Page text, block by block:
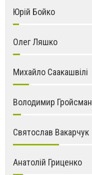
Юрій Бойко
Олег Ляшко
Михайло Саакашвілі
Володимир Гройсман
Святослав Вакарчук
Анатолій Гриценко